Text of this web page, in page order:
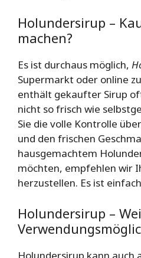
Holundersirup –
machen?
Es ist durchaus möglich,
Supermarkt oder online
enthält gekaufter Sirup
nicht so frisch wie
Sie die volle Kontrolle
und den frischen
hausgemachtem
möchten, empfehlen wir
herzustellen. Es ist
Holundersirup –
Holundersirup kann auch